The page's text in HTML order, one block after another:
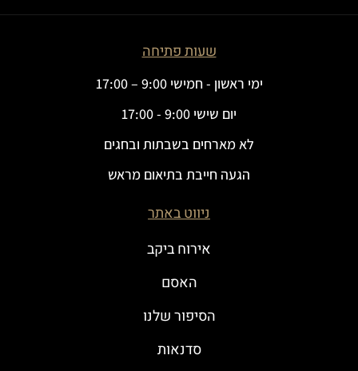
שעות פתיחה
ימי ראשון - חמישי 9:00 – 17:00
יום שישי 9:00 - 17:00
לא מארחים בשבתות ובחגים
הגעה חייבת בתיאום מראש
ניווט באתר
אירוח ביקב
האסם
הסיפור שלנו
סדנאות